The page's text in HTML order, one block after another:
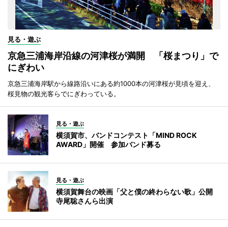
見る・遊ぶ
京急三浦海岸沿線の河津桜が満開 「桜まつり」で
にぎわい
京急三浦海岸駅から線路沿いにある約1000本の河津桜が見頃を迎え、
桜見物の観光客らでにぎわっている。
見る・遊ぶ
横須賀市、バンドコンテスト「MIND ROCK
AWARD」開催 参加バンド募る
見る・遊ぶ
横須賀舞台の映画「父と僕の終わらない歌」公開
寺尾聡さんら出演